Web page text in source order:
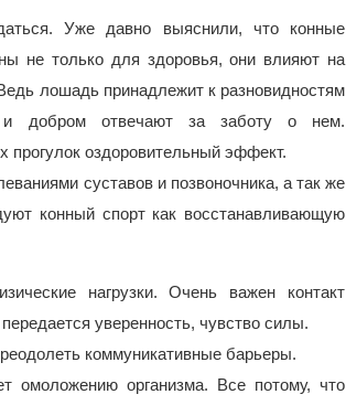
Уже давно выяснили, что конные
не только для здоровья, они влияют на
лошадь принадлежит к разновидностям
добром отвечают за заботу о нем.
оздоровительный эффект.
суставов и позвоночника, а так же
конный спорт как восстанавливающую
нагрузки. Очень важен контакт
уверенность, чувство силы.
коммуникативные барьеры.
омоложению организма. Все потому, что